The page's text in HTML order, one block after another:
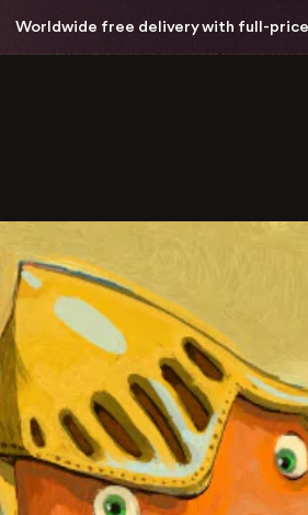
Worldwide free delivery with full-price